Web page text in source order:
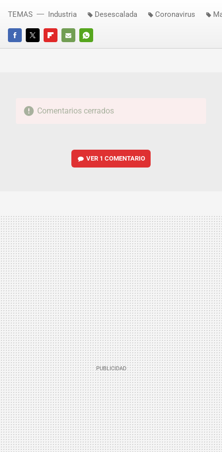
FACEBOOKTWITTERFLIPBOARD
E-
WHATSAPP
TEMAS Industria Desescalada Coronavirus
Comentarios cerrados
VER 1 COMENTARIO